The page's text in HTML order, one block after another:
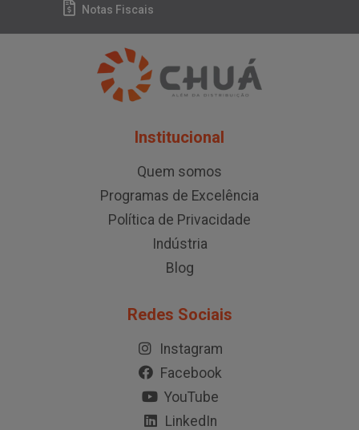
Notas Fiscais
Institucional
Quem somos
Programas de Excelência
Política de Privacidade
Indústria
Blog
Redes Sociais
Instagram
Facebook
YouTube
LinkedIn